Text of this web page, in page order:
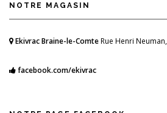
NOTRE MAGASIN
Ekivrac Braine-le-ComteRue Henri
facebook.com/ekivrac